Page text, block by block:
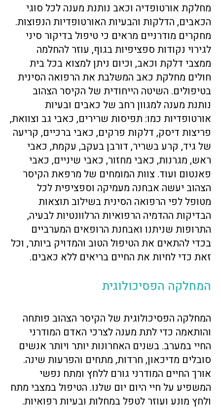
מחלקת אורטופדיה וכאב נותנת מענה לכל סוגי
הכאבים, הדלקות והבעיות האורטופדיות הנפוצות.
מחקרים מודרניים מראים כי טיפול בדיקור סיני
לגירוי נקודות ספציפיות בגוף, עוזר להחלמה
ממצבי דלקת וכאב, וכיום ניתן למצוא בכל בית
חולים מחלקת כאב המשלבת את הרפואה הסינית
בטיפולים. השיטה הייחודית של הקיסר הצהוב
נותנת מענה למגוון רחב של כאבים ובעיות
אורטופדיות כמו: תפיסות שרירים, כאבי גב וצוואת,
פריצות דיסק, דלקות פרקים, כאבי ברכיים, קריעה
של גיד, קרע בשריר, דורבן בעקב, עקמת, כאבי
ראש, מגרנות, כאבי מחזור, כאבי שיניים, כאבי
פאנטום ועוד. צוות המומחים של מרפאת הקיסר
הצהוב יעשה אבחנה מעמיקה וספציפית לכל
מטופל לפי הרפואה הסינית בשילוב תוצאות
הבדיקות ההדמיה הרפואיות הרלוונטיות לבעיה,
התרופות שניתנו ואבחנת הרופאים המערביים
בכדי להתאים את הטיפול הטוב והמדויק ביותר, וכל
זאת כדי לחיות את החיים בריאים ללא כאבים.
המחלקה הפסיכולוגית
המחלקה הפסיכולוגית של הקיסר הצהוב פותחה
והותאמה כדי לתת מענה לצרכי האדם המודרני
החיי במערב. בשנים האחרונות יותר ויותר אנשים
סובלים מדיכאון, חרדות, מתחים והפרעות שינה.
אורך החיים המודרני גורם ללחץ ומתח נפשי
המשפיע על חיי היום יום שלנו. הטיפול במצבי מתח
ולחץ מונע ועוזר לטפל במחלות ובעיות רפואיות.